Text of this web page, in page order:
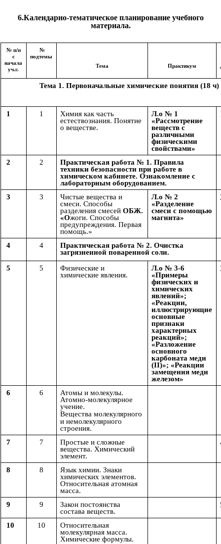
6.Календарно-тематическое планирование учебного
материала.
№ п/п
с
начала
уч.г.
№
подтемы
Тема
Практикум
Тема 1. Первоначальные химические понятия (18 ч)
1 1
Химия как часть
естествознания. Понятие
о веществе.
Л.о № 1
«Рассмотрение
веществ с
различными
физическими
свойствами»
2 2 Практическая работа № 1. Правила
техники безопасности при работе в
химическом кабинете. Ознакомление с
лабораторным оборудованием.
3
3
Чистые вещества и
смеси. Способы
разделения смесей ОБЖ.
«Ожоги. Способы
предупреждения. Первая
помощь.»
Л.о № 2
«Разделение
смеси с помощью
магнита»
4 4
Практическая работа № 2. Очистка
загрязненной поваренной соли.
5
5
Физические и
химические явления.
Л.о № 3-6
«Примеры
физических и
химических
явлений»;
«Реакции,
иллюстрирующие
основные
признаки
характерных
реакций»;
«Разложение
основного
карбоната меди
(II)»; «Реакции
замещения меди
железом»
6 6
Атомы и молекулы.
Атомно-молекулярное
учение.
Вещества молекулярного
и немолекулярного
строения.
7
7
Простые и сложные
вещества. Химический
элемент.
8 8
Язык химии. Знаки
химических элементов.
Относительная атомная
масса.
9
9
Закон постоянства
состава веществ.
10 10
Относительная
молекулярная масса.
Химические формулы.